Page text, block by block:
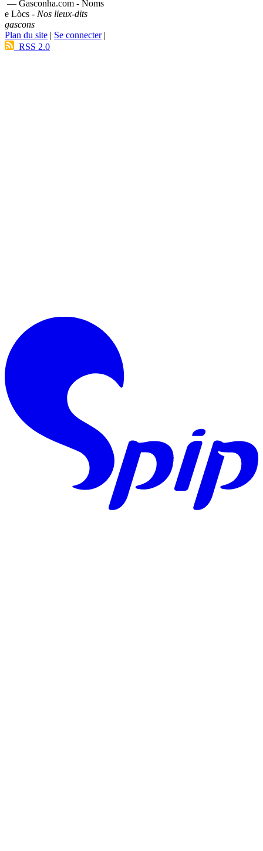
— Gasconha.com - Noms
e Lòcs - Nos lieux-dits
gascons
Plan du site | Se connecter|
RSS 2.0